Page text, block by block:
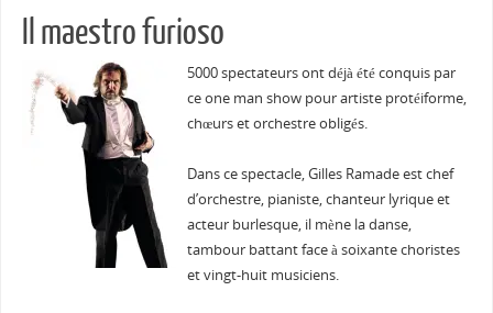
Il maestro furioso
5000 spectateurs ont déjà été conquis par
ce one man show pour artiste protéiforme,
chœurs et orchestre obligés.
Dans ce spectacle, Gilles Ramade est chef
d’orchestre, pianiste, chanteur lyrique et
acteur burlesque, il mène la danse,
tambour battant face à soixante choristes
et vingt-huit musiciens.